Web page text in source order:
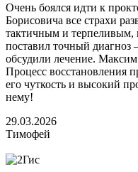
Очень боялся идти к
Борисовича все страхи
тактичным и терпеливым,
поставил точный
обсудили лечение.
Процесс восстановления
его чуткость и высокий
нему!
29.03.2026
Тимофей